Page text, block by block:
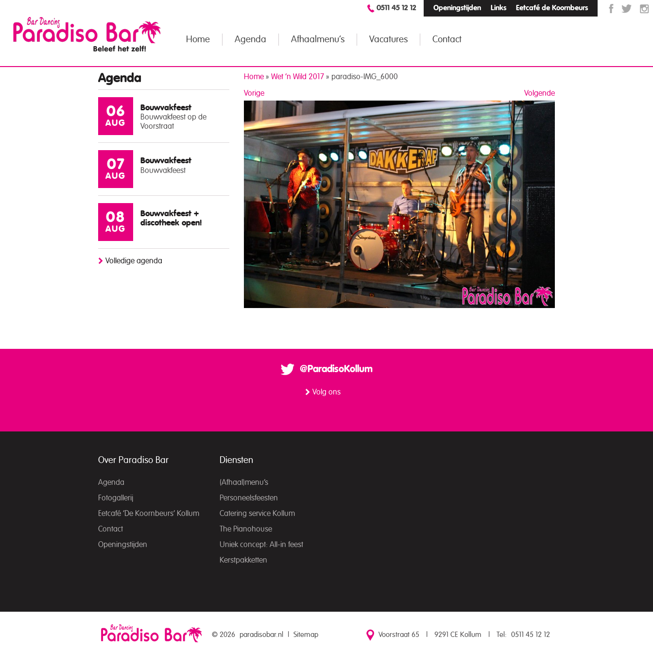
Openingstijden Links Eetcafé de Koornbeurs
0511 45 12 12
Home Agenda Afhaalmenu’s Vacatures Contact
Agenda
06
AUG
Bouwvakfeest
Bouwvakfeest op de
Voorstraat
07
AUG
Bouwvakfeest
Bouwvakfeest
08
AUG
Bouwvakfeest +
discotheek open!
Volledige agenda
Home » Wet ’n Wild 2017 » paradiso-IMG_6000
Volgende
Vorige
@ParadisoKollum
Volg ons
Over Paradiso Bar
Agenda
Fotogallerij
Eetcafé ‘De Koornbeurs’ Kollum
Contact
Openingstijden
Diensten
(Afhaal)menu’s
Personeelsfeesten
Catering service Kollum
The Pianohouse
Uniek concept: All-in feest
Kerstpakketten
© 2026 paradisobar.nl Sitemap Voorstraat 65 9291 CE Kollum Tel: 0511 45 12 12